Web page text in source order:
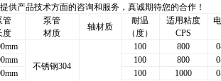
供产品技术方面的咨询和服务，真诚期待您的合作！
管
度
泵管
材质
轴材质
耐温
（度）
适用粘度
CPS
不锈钢304
100 800
100 800
100 1000